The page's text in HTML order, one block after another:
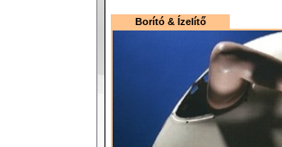
Borító & Ízelítő